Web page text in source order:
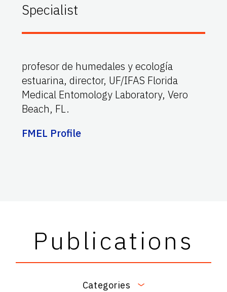
Specialist
profesor de humedales y ecología
estuarina, director, UF/IFAS Florida
Medical Entomology Laboratory, Vero
Beach, FL.
FMEL Profile
Publications
Categories